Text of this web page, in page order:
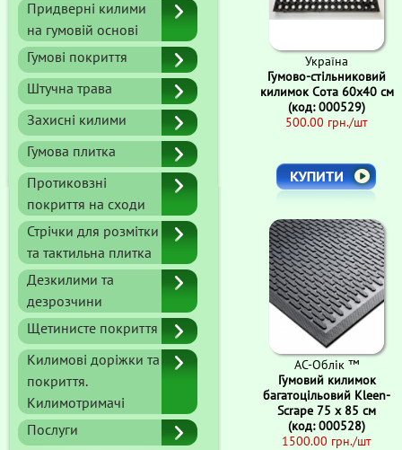
Придверні килими
на гумовій основі
Гумові покриття
Штучна трава
Захисні килими
Гумова плитка
Протиковзні
покриття на сходи
Стрічки для розмітки
та тактильна плитка
Дезкилими та
дезрозчини
Щетинисте покриття
Килимові доріжки та
покриття.
Килимотримачі
Послуги
Україна
Гумово-стільниковий
килимок Сота 60х40 см
(код: 000529)
500.00 грн./шт
АС-Облік ™
Гумовий килимок
багатоцільовий Kleen-
Scrape 75 x 85 см
(код: 000528)
1500.00 грн./шт